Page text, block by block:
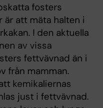
fosters
är att mäta halten i
I den aktuella
av vissa
fettvävnad än i
från mamman.
kemikaliernas
just i fettvävnad.